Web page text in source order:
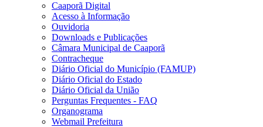
Caaporã Digital
Acesso à Informação
Ouvidoria
Downloads e Publicações
Câmara Municipal de Caaporã
Contracheque
Diário Oficial do Município (FAMUP)
Diário Oficial do Estado
Diário Oficial da União
Perguntas Frequentes - FAQ
Organograma
Webmail Prefeitura